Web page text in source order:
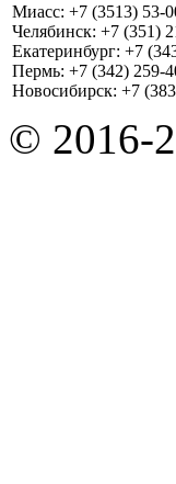
Миасс: +7 (3513) 53-
Челябинск: +7 (351)
Екатеринбург: +7
Пермь: +7 (342) 259-
Новосибирск: +7
© 2016-